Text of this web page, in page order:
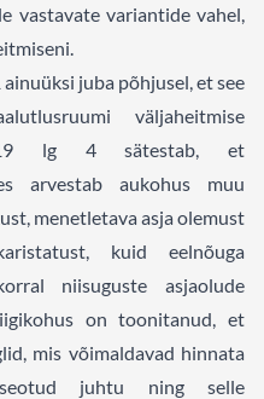
vastavate variantide vahel,
juba põhjusel, et see
väljaheitmise
19 lg 4 sätestab, et
arvestab aukohus muu
menetletava asja olemust
kuid eelnõuga
niisuguste asjaolude
on toonitanud, et
mis võimaldavad hinnata
seotud juhtu ning selle